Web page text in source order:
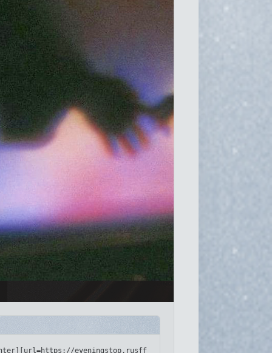
i.imgur.com/CNckjje.png[/img][/url][/align]
eveningstop.rusff.me/][img]https://